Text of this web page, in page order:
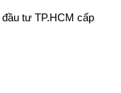
tư TP.HCM cấp